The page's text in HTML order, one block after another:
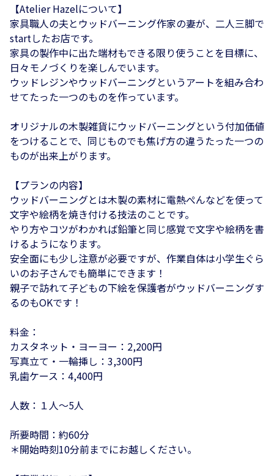
【Atelier Hazelについて】
家具職人の夫とウッドバーニング作家の妻が、二人三脚で
startしたお店です。
家具の製作中に出た端材もできる限り使うことを目標に、
日々モノづくりを楽しんでいます。
ウッドレジンやウッドバーニングというアートを組み合わ
せてたった一つのものを作っています。
オリジナルの木製雑貨にウッドバーニングという付加価値
をつけることで、同じものでも焦げ方の違うたった一つの
ものが出来上がります。
【プランの内容】
ウッドバーニングとは木製の素材に電熱ぺんなどを使って
文字や絵柄を焼き付ける技法のことです。
やり方やコツがわかれば鉛筆と同じ感覚で文字や絵柄を書
けるようになります。
安全面にも少し注意が必要ですが、作業自体は小学生ぐら
いのお子さんでも簡単にできます！
親子で訪れて子どもの下絵を保護者がウッドバーニングす
るのもOKです！
料金：
カスタネット・ヨーヨー：2,200円
写真立て・一輪挿し：3,300円
乳歯ケース：4,400円
人数：１人～5人
所要時間：約60分
＊開始時刻10分前までにお越しください。